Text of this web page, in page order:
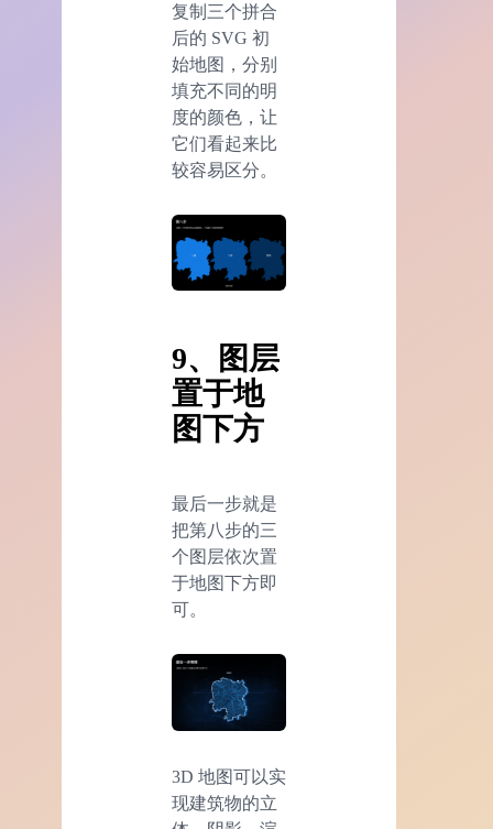
复制三个拼合
后的 SVG 初
始地图，分别
填充不同的明
度的颜色，让
它们看起来比
较容易区分。
9、图层
置于地
图下方
最后一步就是
把第八步的三
个图层依次置
于地图下方即
可。
3D 地图可以实
现建筑物的立